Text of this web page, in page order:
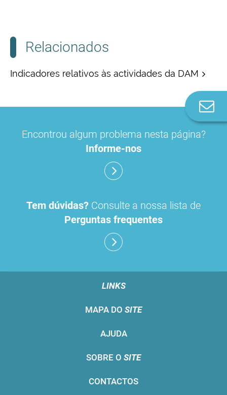
Relacionados
Indicadores relativos às actividades da DAM
Encontrou algum problema nesta página?
Informe-nos
Tem dúvidas? Consulte a nossa lista de
Perguntas frequentes
LINKS
MAPA DO SITE
AJUDA
SOBRE O SITE
CONTACTOS